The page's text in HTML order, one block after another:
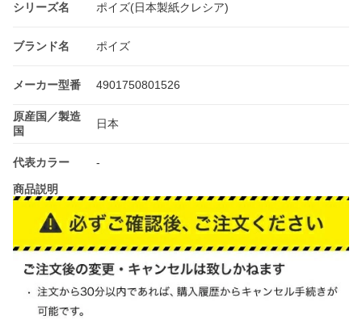
シリーズ名 ポイズ(日本製紙クレシア)
ブランド名 ポイズ
メーカー型番 4901750801526
原産国／製造
国
日本
代表カラー -
商品説明